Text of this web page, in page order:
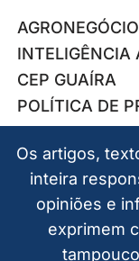
AGRONEGÓCIO
INTELIGÊNCIA
CEP GUAÍRA
POLÍTICA DE
Os artigos,
inteira
opiniões e
exprimem